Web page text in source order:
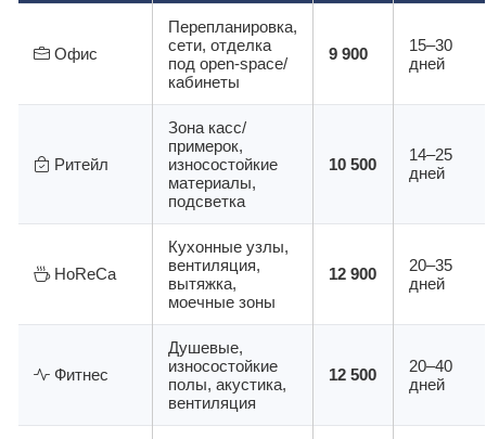
Офис
Перепланировка,
сети, отделка
под open-space/
кабинеты
9 900
15–30
дней
Ритейл
Зона касс/
примерок,
износостойкие
материалы,
подсветка
10 500
14–25
дней
HoReCa
Кухонные узлы,
вентиляция,
вытяжка,
моечные зоны
12 900
20–35
дней
Фитнес
Душевые,
износостойкие
полы, акустика,
вентиляция
12 500
20–40
дней